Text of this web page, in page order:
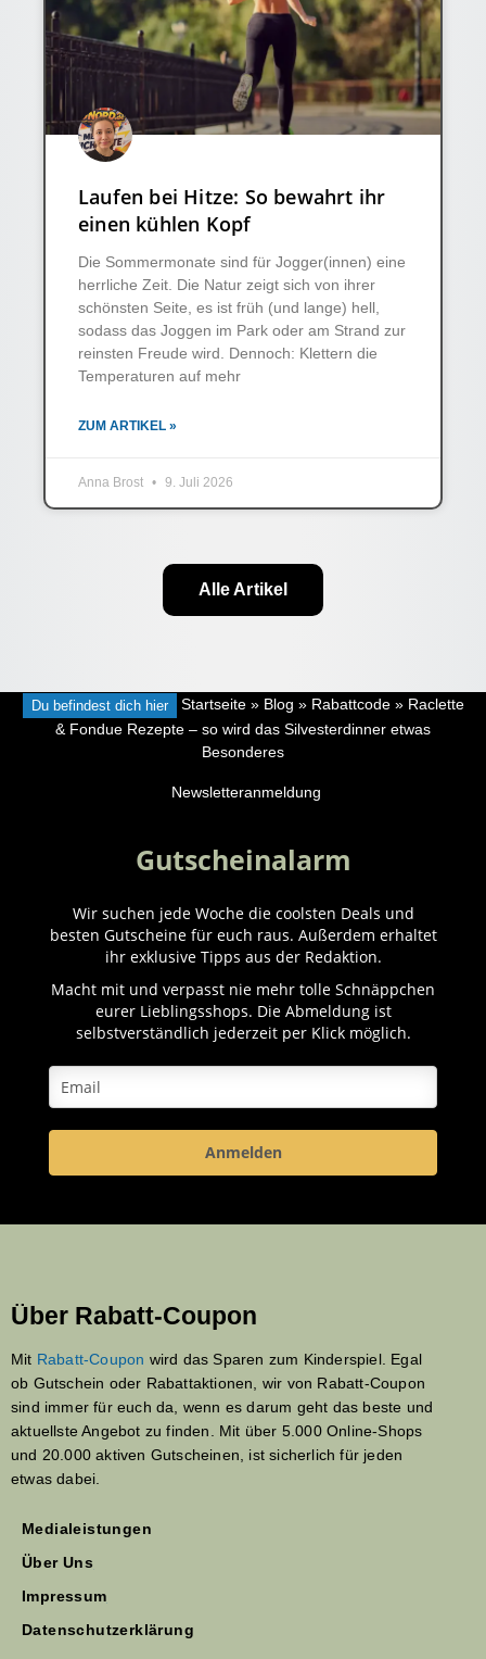
Laufen bei Hitze: So bewahrt ihr
einen kühlen Kopf
Die Sommermonate sind für Jogger(innen) eine
herrliche Zeit. Die Natur zeigt sich von ihrer
schönsten Seite, es ist früh (und lange) hell,
sodass das Joggen im Park oder am Strand zur
reinsten Freude wird. Dennoch: Klettern die
Temperaturen auf mehr
ZUM ARTIKEL »
Anna Brost 9. Juli 2026
Alle Artikel
Du befindest dich hier Startseite» Blog » Rabattcode» Raclette
& Fondue Rezepte – so wird das Silvesterdinner etwas
Besonderes
Newsletteranmeldung
Gutscheinalarm
Wir suchen jede Woche die coolsten Deals und
besten Gutscheine für euch raus. Außerdem erhaltet
ihr exklusive Tipps aus der Redaktion.
Macht mit und verpasst nie mehr tolle Schnäppchen
eurer Lieblingsshops. Die Abmeldung ist
selbstverständlich jederzeit per Klick möglich.
Anmelden
Über Rabatt-Coupon
Mit Rabatt-Coupon wird das Sparen zum Kinderspiel. Egal
ob Gutschein oder Rabattaktionen, wir von Rabatt-Coupon
sind immer für euch da, wenn es darum geht das beste und
aktuellste Angebot zu finden. Mit über 5.000 Online-Shops
und 20.000 aktiven Gutscheinen, ist sicherlich für jeden
etwas dabei.
Medialeistungen
Über Uns
Impressum
Datenschutzerklärung